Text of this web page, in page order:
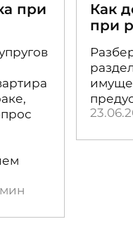
при
Как
при